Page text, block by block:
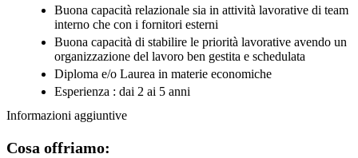
Buona capacità relazionale sia in attività lavorative di team
interno che con i fornitori esterni
Buona capacità di stabilire le priorità lavorative avendo un
organizzazione del lavoro ben gestita e schedulata
Diploma e/o Laurea in materie economiche
Esperienza : dai 2 ai 5 anni
Informazioni aggiuntive
Cosa offriamo: